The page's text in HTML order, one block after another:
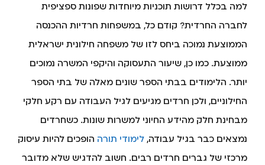
למה בכלל דרושות תוכניות מיוחדות שפונות ספציפית
לחברה החרדית? קודם כל, במשפחות חרדיות ההכנסה
הממוצעת נמוכה ביחס לזו של משפחה חילונית ישראלית
ממוצעת. כמו כן, שיעור התעסוקה והיקפי המשרה נמוכים
יותר. הלימודים בבתי הספר שונים מאלה של בתי הספר
החילוניים, ולכן חרדים מגיעים לגיל העבודה עם רקע חלקי
מבחינת חלק מהידע החיוני למשרות שונות. כשחרדים
נמצאים כבר בגיל עבודה, לימודי תורה הופכים להיות עיסוק
מרכזי של גברים חרדים רבים. חשוב להדגיש שלא מדובר